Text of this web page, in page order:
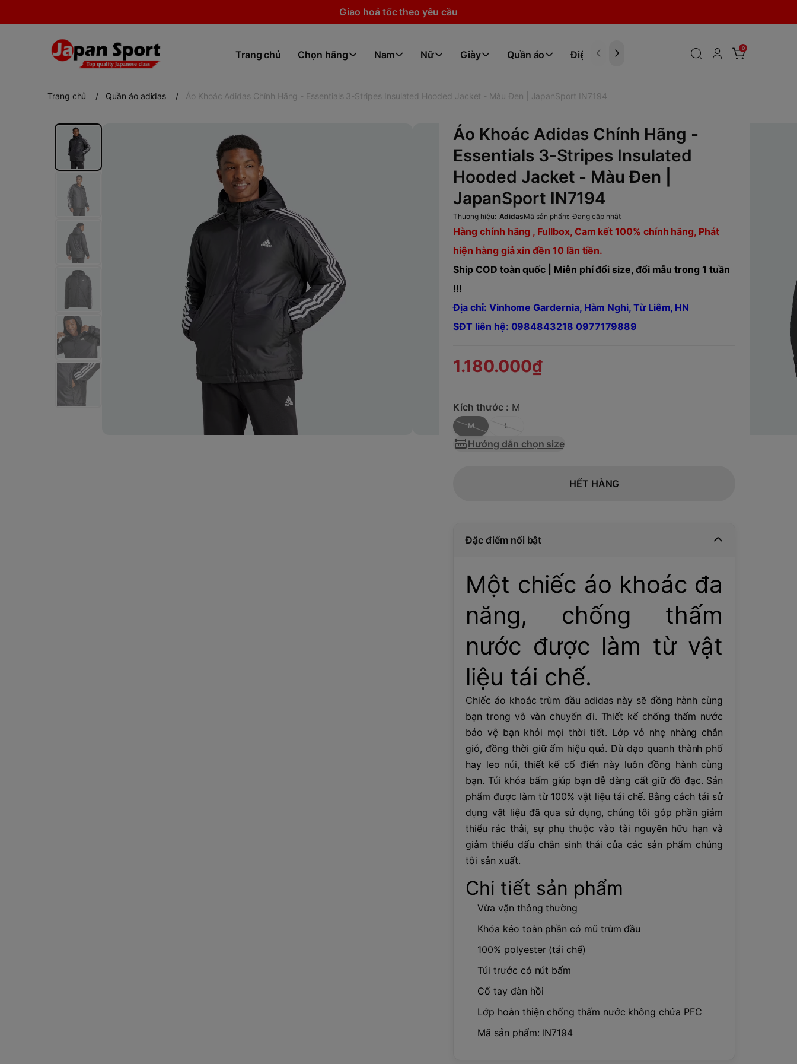
Giao hoả tốc theo yêu cầu
Trang chủ Chọn hãng Nam Nữ Giày Quần áo Điện tử
0
Trang chủ / Quần áo adidas / Áo Khoác Adidas Chính Hãng - Essentials 3-Stripes Insulated Hooded Jacket - Màu Đen | JapanSport IN7194
Áo Khoác Adidas Chính Hãng -
Essentials 3-Stripes Insulated
Hooded Jacket - Màu Đen |
JapanSport IN7194
Thương hiệu: AdidasMã sản phẩm: Đang cập nhật
Hàng chính hãng , Fullbox, Cam kết 100% chính hãng, Phát
hiện hàng giả xin đền 10 lần tiền.
Ship COD toàn quốc | Miễn phí đổi size, đổi mẫu trong 1 tuần
!!!
Địa chỉ: Vinhome Gardernia, Hàm Nghi, Từ Liêm, HN
SĐT liên hệ: 0984843218 0977179889
1.180.000₫
Kích thước : M
M L
Hướng dẫn chọn size
HẾT HÀNG
Đặc điểm nổi bật
Một chiếc áo khoác đa
năng, chống thấm
nước được làm từ vật
liệu tái chế.
Chiếc áo khoác trùm đầu adidas này sẽ đồng hành cùng
bạn trong vô vàn chuyến đi. Thiết kế chống thấm nước
bảo vệ bạn khỏi mọi thời tiết. Lớp vỏ nhẹ nhàng chắn
gió, đồng thời giữ ấm hiệu quả. Dù dạo quanh thành phố
hay leo núi, thiết kế cổ điển này luôn đồng hành cùng
bạn. Túi khóa bấm giúp bạn dễ dàng cất giữ đồ đạc. Sản
phẩm được làm từ 100% vật liệu tái chế. Bằng cách tái sử
dụng vật liệu đã qua sử dụng, chúng tôi góp phần giảm
thiểu rác thải, sự phụ thuộc vào tài nguyên hữu hạn và
giảm thiểu dấu chân sinh thái của các sản phẩm chúng
tôi sản xuất.
Chi tiết sản phẩm
Vừa vặn thông thường
Khóa kéo toàn phần có mũ trùm đầu
100% polyester (tái chế)
Túi trước có nút bấm
Cổ tay đàn hồi
Lớp hoàn thiện chống thấm nước không chứa PFC
Mã sản phẩm: IN7194